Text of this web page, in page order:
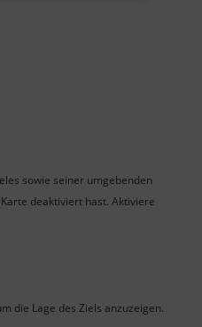
sowie seiner umgebenden
deaktiviert hast. Aktiviere
die Lage des Ziels anzuzeigen.